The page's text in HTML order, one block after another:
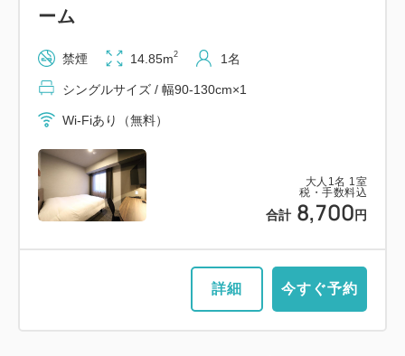
大人 1名 1室
税・手数料込
合計 8,700 円
ーム
禁煙 14.85m2 1名
シングルサイズ / 幅90-130cm×1
Wi-Fiあり（無料）
詳細 今すぐ予約